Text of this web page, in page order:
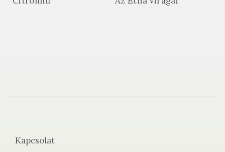
Kapcsolat